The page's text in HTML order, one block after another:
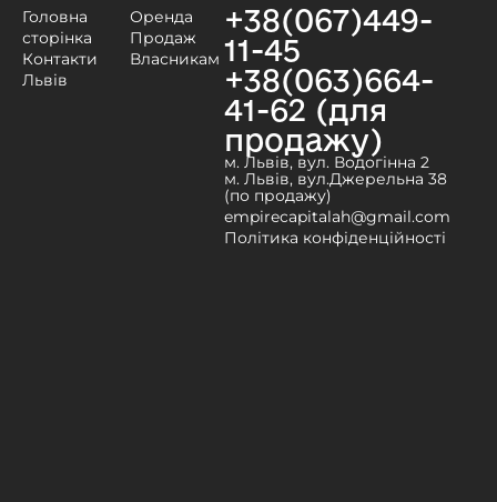
Головна
сторінка
Контакти
Львів
Оренда
Продаж
Власникам
+38(067)449-
11-45
+38(063)664-
41-62 (для
продажу)
м. Львів, вул. Водогінна 2
м. Львів, вул.Джерельна 38
(по продажу)
empirecapitalah@gmail.com
Політика конфіденційності